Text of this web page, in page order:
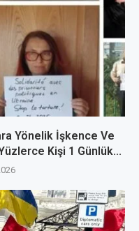
Yönelik İşkence Ve
Kişi 1 Günlük...